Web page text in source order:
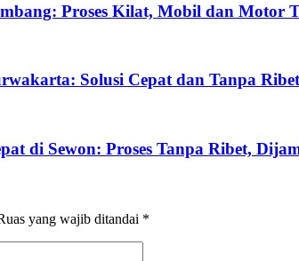
Proses Kilat, Mobil dan Motor
Solusi Cepat dan Tanpa
di Sewon: Proses Tanpa Ribet,
yang wajib ditandai *